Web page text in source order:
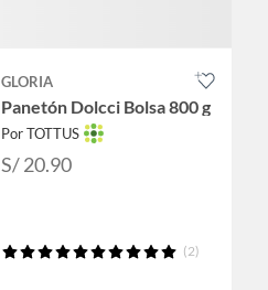
GLORIA
Panetón Dolcci Bolsa 800 g
Por TOTTUS
S/ 20.90
(2)